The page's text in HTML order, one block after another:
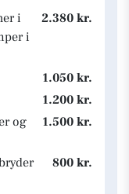
i
i
2.380 kr.
1.050 kr.
1.200 kr.
og
1.500 kr.
800 kr.